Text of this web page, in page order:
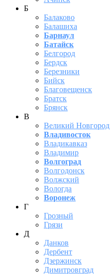
Б
Балаково
Балашиха
Барнаул
Батайск
Белгород
Бердск
Березники
Бийск
Благовещенск
Братск
Брянск
В
Великий Новгород
Владивосток
Владикавказ
Владимир
Волгоград
Волгодонск
Волжский
Вологда
Воронеж
Г
Грозный
Грязи
Д
Данков
Дербент
Дзержинск
Димитровград